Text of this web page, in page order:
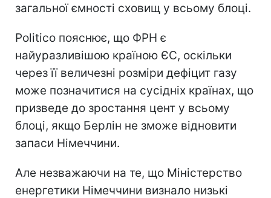
загальної ємності сховищ у всьому блоці.
Politico пояснює, що ФРН є
найуразливішою країною ЄС, оскільки
через її величезні розміри дефіцит газу
може позначитися на сусідніх країнах, що
призведе до зростання цент у всьому
блоці, якщо Берлін не зможе відновити
запаси Німеччини.
Але незважаючи на те, що Міністерство
енергетики Німеччини визнало низькі